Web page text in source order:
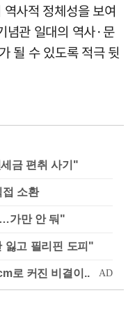
사적 정체성을 보여
념관 일대의 역사·문
될 수 있도록 적극 뒷
금 편취 사기"
접 소환
가만 안 둬"
잃고 필리핀 도피"